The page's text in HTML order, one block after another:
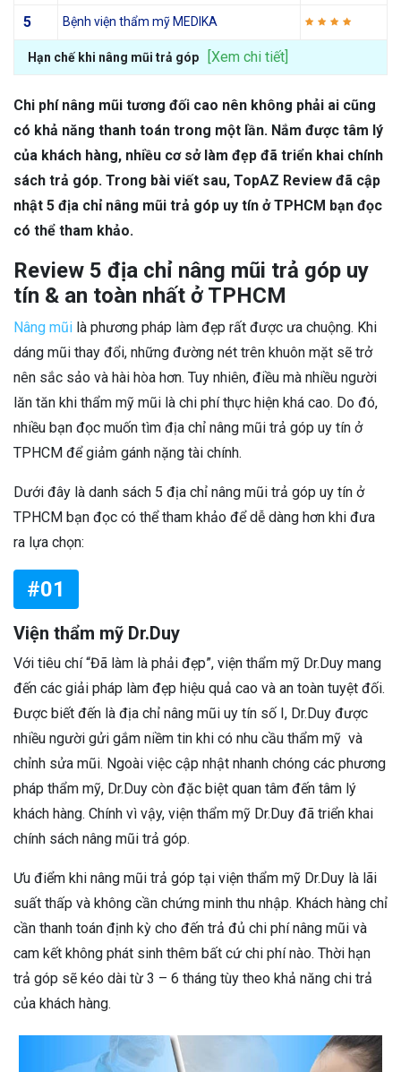
5 Bệnh viện thẩm mỹ MEDIKA
Hạn chế khi nâng mũi trả góp [Xem chi tiết]
Chi phí nâng mũi tương đối cao nên không phải ai cũng
có khả năng thanh toán trong một lần. Nắm được tâm lý
của khách hàng, nhiều cơ sở làm đẹp đã triển khai chính
sách trả góp. Trong bài viết sau, TopAZ Review đã cập
nhật 5 địa chỉ nâng mũi trả góp uy tín ở TPHCM bạn đọc
có thể tham khảo.
Review 5 địa chỉ nâng mũi trả góp uy
tín & an toàn nhất ở TPHCM
Nâng mũi là phương pháp làm đẹp rất được ưa chuộng. Khi
dáng mũi thay đổi, những đường nét trên khuôn mặt sẽ trở
nên sắc sảo và hài hòa hơn. Tuy nhiên, điều mà nhiều người
lăn tăn khi thẩm mỹ mũi là chi phí thực hiện khá cao. Do đó,
nhiều bạn đọc muốn tìm địa chỉ nâng mũi trả góp uy tín ở
TPHCM để giảm gánh nặng tài chính.
Dưới đây là danh sách 5 địa chỉ nâng mũi trả góp uy tín ở
TPHCM bạn đọc có thể tham khảo để dễ dàng hơn khi đưa
ra lựa chọn:
#01
Viện thẩm mỹ Dr.Duy
Với tiêu chí “Đã làm là phải đẹp”, viện thẩm mỹ Dr.Duy mang
đến các giải pháp làm đẹp hiệu quả cao và an toàn tuyệt đối.
Được biết đến là địa chỉ nâng mũi uy tín số I, Dr.Duy được
nhiều người gửi gắm niềm tin khi có nhu cầu thẩm mỹ và
chỉnh sửa mũi. Ngoài việc cập nhật nhanh chóng các phương
pháp thẩm mỹ, Dr.Duy còn đặc biệt quan tâm đến tâm lý
khách hàng. Chính vì vậy, viện thẩm mỹ Dr.Duy đã triển khai
chính sách nâng mũi trả góp.
Ưu điểm khi nâng mũi trả góp tại viện thẩm mỹ Dr.Duy là lãi
suất thấp và không cần chứng minh thu nhập. Khách hàng chỉ
cần thanh toán định kỳ cho đến trả đủ chi phí nâng mũi và
cam kết không phát sinh thêm bất cứ chi phí nào. Thời hạn
trả góp sẽ kéo dài từ 3 – 6 tháng tùy theo khả năng chi trả
của khách hàng.